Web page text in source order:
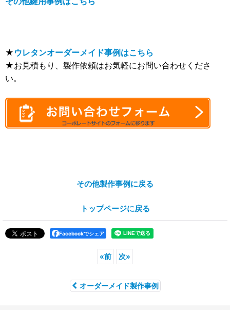
★ ウレタンオーダーメイド事例はこちら
★お見積もり、製作依頼はお気軽にお問い合わせくださ
い。
その他製作事例に戻る
トップページに戻る
Facebookでシェア
«前 次»
オーダーメイド製作事例